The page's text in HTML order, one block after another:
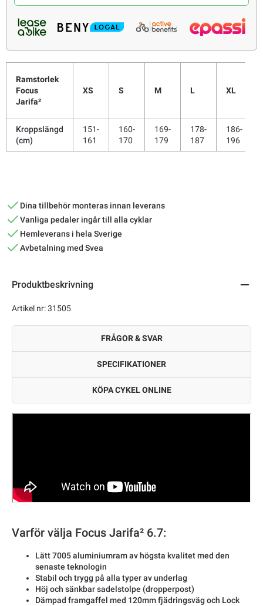
Ramstorlek
Focus
Jarifa²
XS S M L XL
Kroppslängd
(cm)
151-
161
160-
170
169-
179
178-
187
186-
196
Dina tillbehör monteras innan leverans
Vanliga pedaler ingår till alla cyklar
Hemleverans i hela Sverige
Avbetalning med Svea
Produktbeskrivning
Artikel nr: 31505
FRÅGOR & SVAR
SPECIFIKATIONER
KÖPA CYKEL ONLINE
Varför välja Focus Jarifa² 6.7:
Lätt 7005 aluminiumram av högsta kvalitet med den
senaste teknologin
Stabil och trygg på alla typer av underlag
Höj och sänkbar sadelstolpe (dropperpost)
Dämpad framgaffel med 120mm fjädringsväg och Lock